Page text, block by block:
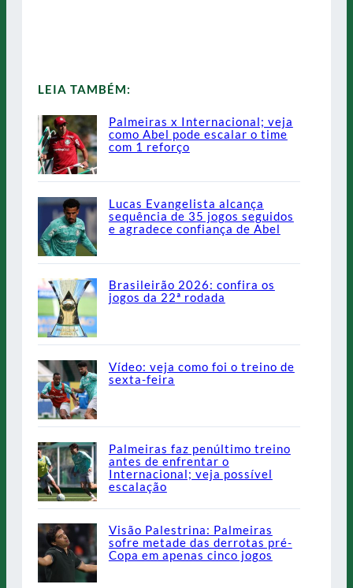
LEIA TAMBÉM:
Palmeiras x Internacional; veja
como Abel pode escalar o time
com 1 reforço
Lucas Evangelista alcança
sequência de 35 jogos seguidos
e agradece confiança de Abel
Brasileirão 2026: confira os
jogos da 22ª rodada
Vídeo: veja como foi o treino de
sexta-feira
Palmeiras faz penúltimo treino
antes de enfrentar o
Internacional; veja possível
escalação
Visão Palestrina: Palmeiras
sofre metade das derrotas pré-
Copa em apenas cinco jogos